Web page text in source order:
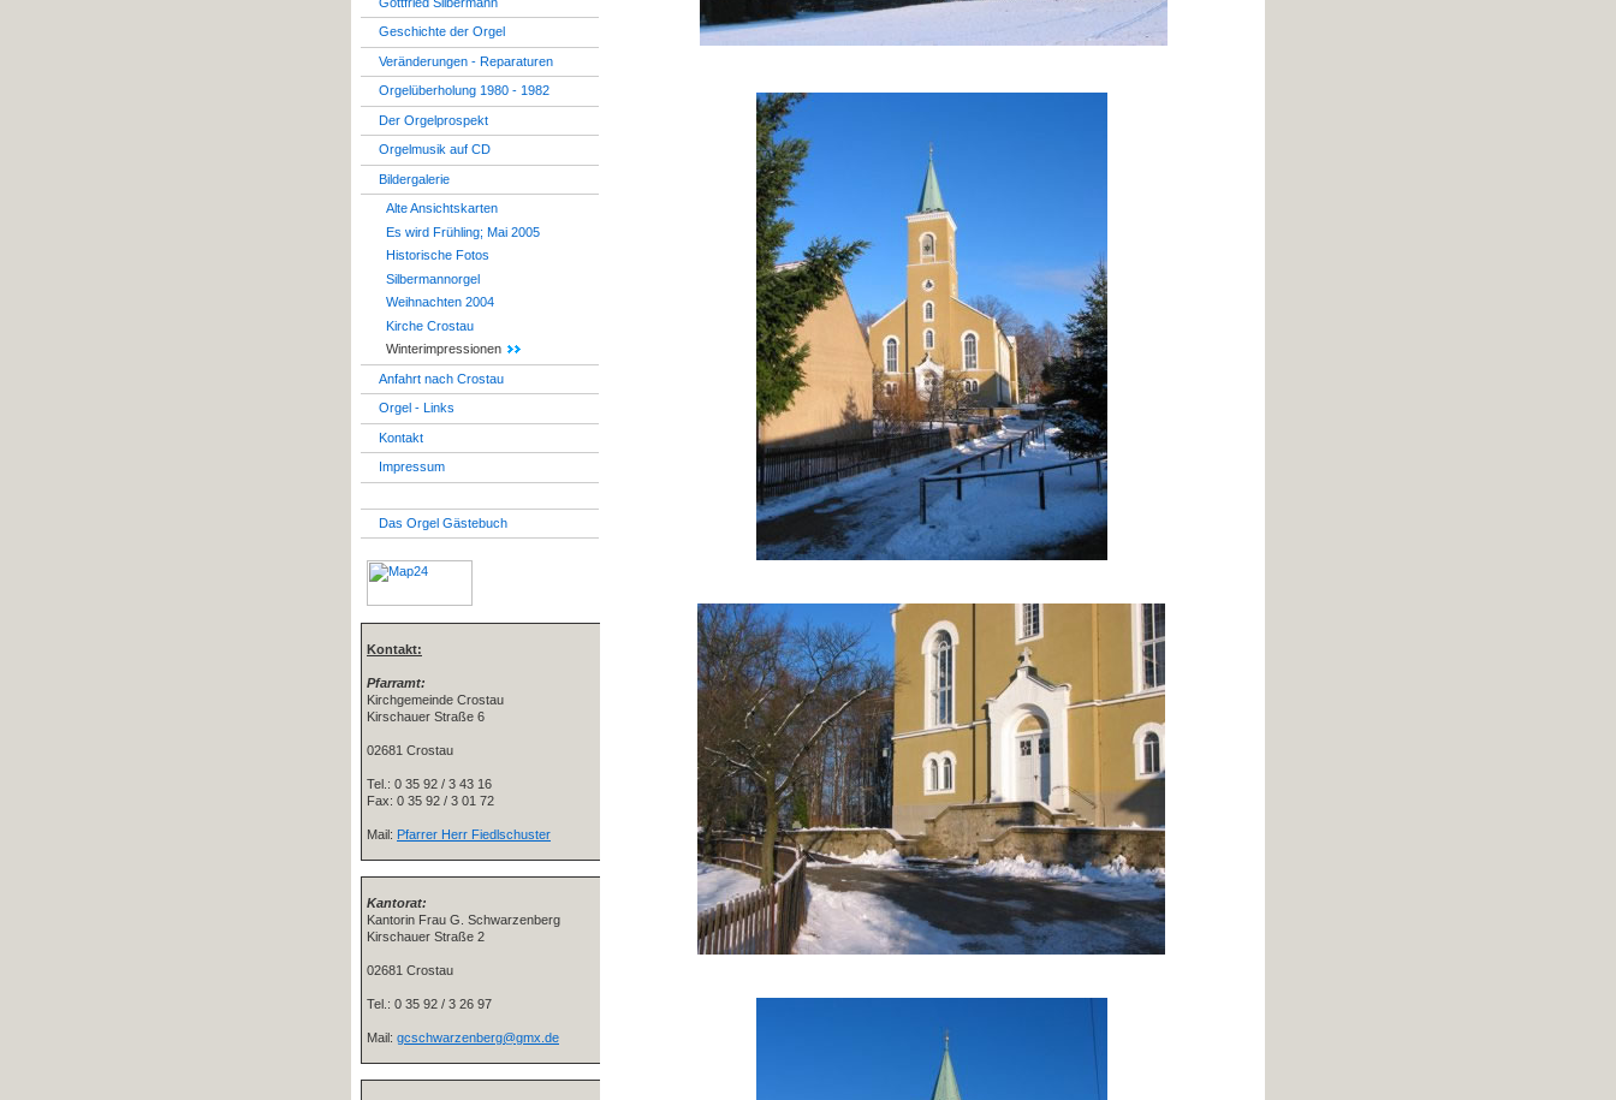
Geschichte der Orgel
Veränderungen - Reparaturen
Orgelüberholung 1980 - 1982
Der Orgelprospekt
Orgelmusik auf CD
Bildergalerie
Alte Ansichtskarten
Es wird Frühling; Mai 2005
Historische Fotos
Silbermannorgel
Weihnachten 2004
Kirche Crostau
Winterimpressionen
Anfahrt nach Crostau
Orgel - Links
Kontakt
Impressum
Das Orgel Gästebuch
Kontakt:
Pfarramt:
Kirchgemeinde Crostau
Kirschauer Straße 6
02681 Crostau
Tel.: 0 35 92 / 3 43 16
Fax: 0 35 92 / 3 01 72
Mail: Pfarrer Herr Fiedlschuster
Kantorat:
Kantorin Frau G. Schwarzenberg
Kirschauer Straße 2
02681 Crostau
Tel.: 0 35 92 / 3 26 97
Mail: gcschwarzenberg@gmx.de